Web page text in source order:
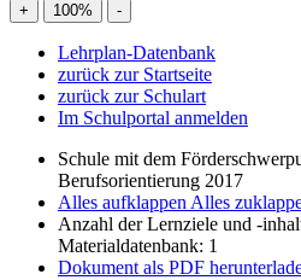
+ 100% -
Lehrplan-Datenbank
zurück zur Startseite
zurück zur Schulart
Im Schulportal anmelden
Schule mit dem
Berufsorientierung 2017
Alles aufklappen Alles
Anzahl der Lernziele und -
Materialdatenbank: 1
Dokument als PDF